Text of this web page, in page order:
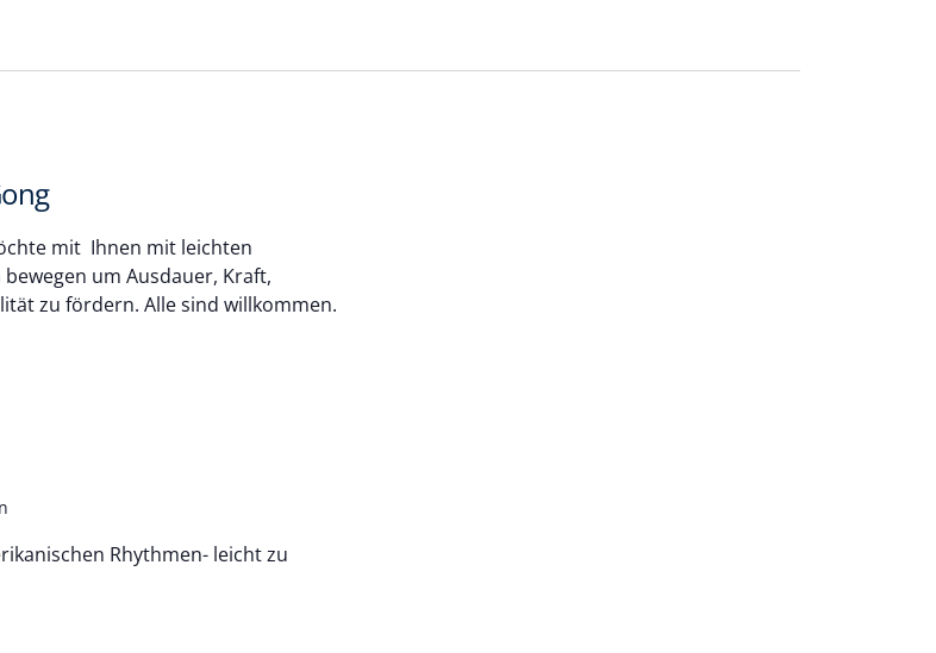
mit Ihnen mit leichten
um Ausdauer, Kraft,
zu fördern. Alle sind willkommen.
Rhythmen- leicht zu